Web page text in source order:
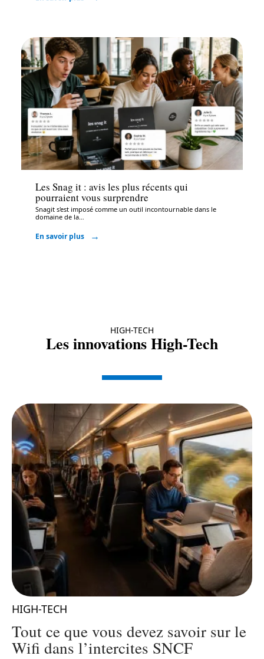
Bureautique
Les Snag it : avis les plus récents qui
pourraient vous surprendre
Snagit s'est imposé comme un outil incontournable dans le
domaine de la…
En savoir plus
HIGH-TECH
Les innovations High-Tech
HIGH-TECH
Tout ce que vous devez savoir sur le
Wifi dans l’intercites SNCF